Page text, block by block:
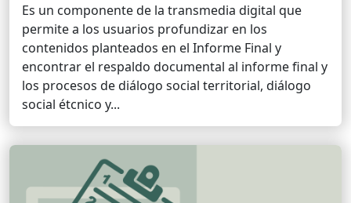
Es un componente de la transmedia digital que
permite a los usuarios profundizar en los
contenidos planteados en el Informe Final y
encontrar el respaldo documental al informe final y
los procesos de diálogo social territorial, diálogo
social étcnico y...